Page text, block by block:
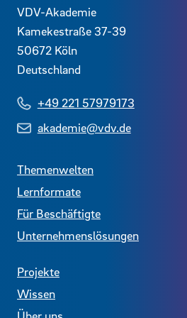
Kontaktdaten und
VDV-Akademie
Kamekestraße 37-39
50672 Köln
Deutschland
+49 221 57979173
akademie@vdv.de
Themenwelten
Lernformate
Für Beschäftigte
Unternehmenslösungen
Projekte
Wissen